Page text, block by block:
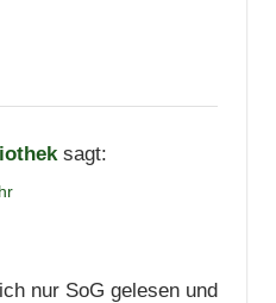
sagt:
nur SoG gelesen und